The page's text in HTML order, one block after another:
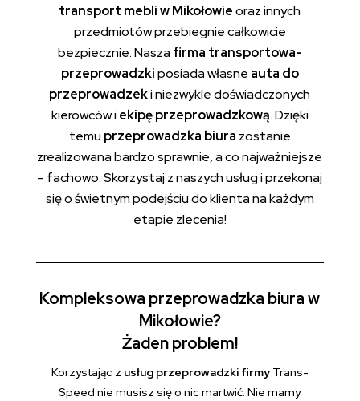
transport mebli wMikołowieoraz innych
przedmiotów przebiegnie całkowicie
bezpiecznie. Nasza firma transportowa-
przeprowadzkiposiada własne auta do
przeprowadzeki niezwykle doświadczonych
kierowców iekipę przeprowadzkową. Dzięki
temu przeprowadzka biura zostanie
zrealizowana bardzo sprawnie, a co najważniejsze
– fachowo. Skorzystaj z naszych usług i przekonaj
się o świetnym podejściu do klienta na każdym
etapie zlecenia!
Kompleksowa przeprowadzka biura w
Mikołowie?
Żaden problem!
Korzystając z usług przeprowadzki firmyTrans-
Speed nie musisz się o nic martwić. Nie mamy